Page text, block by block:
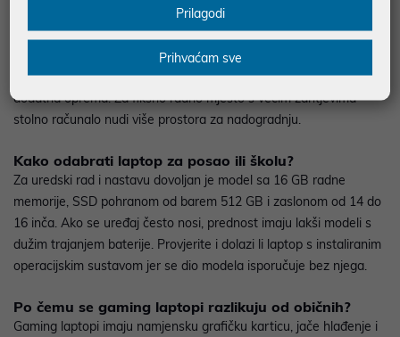
Laptop je bolji izbor kada je potreban rad na više lokacija: kod
kuće, u uredu, na fakultetu ili na putu. Sve komponente, zaslon i
baterija nalaze se u jednom uređaju, pa za rad nije potrebna
dodatna oprema. Za fiksno radno mjesto s većim zahtjevima
stolno računalo nudi više prostora za nadogradnju.
Kako odabrati laptop za posao ili školu?
Za uredski rad i nastavu dovoljan je model sa 16 GB radne
memorije, SSD pohranom od barem 512 GB i zaslonom od 14 do
16 inča. Ako se uređaj često nosi, prednost imaju lakši modeli s
dužim trajanjem baterije. Provjerite i dolazi li laptop s instaliranim
operacijskim sustavom jer se dio modela isporučuje bez njega.
Po čemu se gaming laptopi razlikuju od običnih?
Gaming laptopi imaju namjensku grafičku karticu, jače hlađenje i
Prilagodi
Prihvaćam sve